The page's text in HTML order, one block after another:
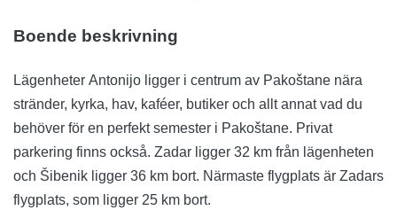
Boende beskrivning
Lägenheter Antonijo ligger i centrum av Pakoštane nära
stränder, kyrka, hav, kaféer, butiker och allt annat vad du
behöver för en perfekt semester i Pakoštane. Privat
parkering finns också. Zadar ligger 32 km från lägenheten
och Šibenik ligger 36 km bort. Närmaste flygplats är Zadars
flygplats, som ligger 25 km bort.